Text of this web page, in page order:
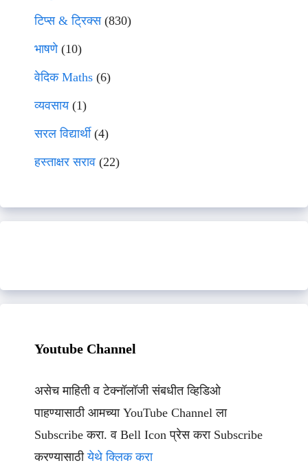
टिप्स & ट्रिक्स(830)
भाषणे(10)
वेदिक Maths (6)
व्यवसाय(1)
सरल विद्यार्थी(4)
हस्ताक्षर सराव (22)
Youtube Channel
असेच माहिती व टेक्नॉलॉजी संबधीत व्हिडिओ
पाहण्यासाठी आमच्या YouTube Channel ला
Subscribe करा. व Bell Icon प्रेस करा Subscribe
करण्यासाठीयेथे क्लिक करा